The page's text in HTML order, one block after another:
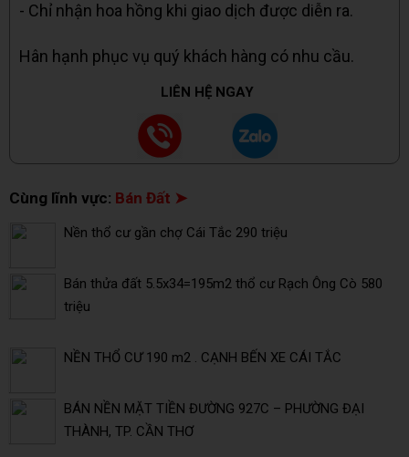
- Chỉ nhận hoa hồng khi giao dịch được diễn ra.
Hân hạnh phục vụ quý khách hàng có nhu cầu.
LIÊN HỆ NGAY
Cùng lĩnh vực: Bán Đất ➤
Nền thổ cư gần chợ Cái Tắc 290 triệu
Bán thửa đất 5.5x34=195m2 thổ cư Rạch Ông Cò 580
triệu
NỀN THỔ CƯ 190 m2 . CẠNH BẾN XE CÁI TẮC
BÁN NỀN MẶT TIỀN ĐƯỜNG 927C – PHƯỜNG ĐẠI
THÀNH, TP. CẦN THƠ